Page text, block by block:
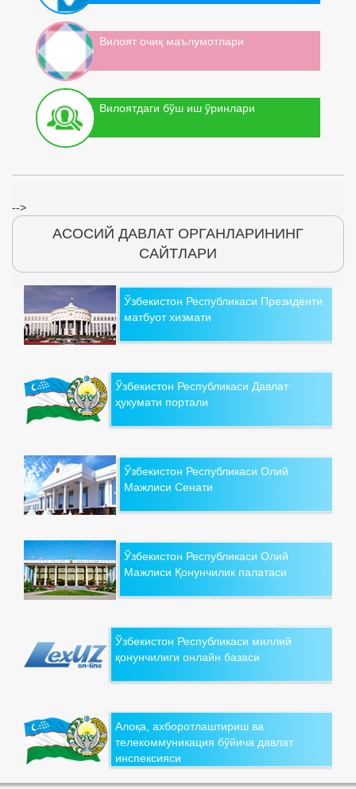
Вилоят очиқ маълумотлари
Вилоятдаги бўш иш ўринлари
-->
АСОСИЙ ДАВЛАТ ОРГАНЛАРИНИНГ
САЙТЛАРИ
Ўзбекистон Республикаси Президенти
матбуот хизмати
Ўзбекистон Республикаси Давлат
ҳукумати портали
Ўзбекистон Республикаси Олий
Мажлиси Сенати
Ўзбекистон Республикаси Олий
Мажлиси Қонунчилик палатаси
Ўзбекистон Республикаси миллий
қонунчилиги онлайн базаси
Алоқа, ахборотлаштириш ва
телекоммуникация бўйича давлат
инспексияси